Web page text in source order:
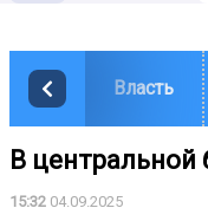
Власть
В центральной
15:32 04.09.2025